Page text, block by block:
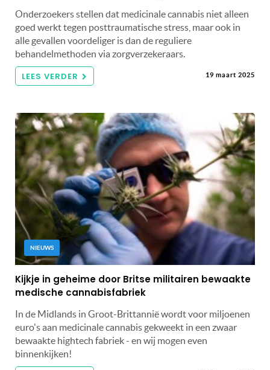
Onderzoekers stellen dat medicinale cannabis niet alleen
goed werkt tegen posttraumatische stress, maar ook in
alle gevallen voordeliger is dan de reguliere
behandelmethoden via zorgverzekeraars.
LEES VERDER 19 maart 2025
NIEUWS
Kijkje in geheime door Britse militairen bewaakte
medische cannabisfabriek
In de Midlands in Groot-Brittannië wordt voor miljoenen
euro's aan medicinale cannabis gekweekt in een zwaar
bewaakte hightech fabriek - en wij mogen even
binnenkijken!